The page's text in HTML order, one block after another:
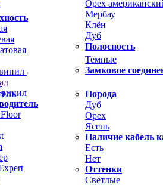
Орех
Мербау
Клён
Дуб
Полосность
Темные
Замковое
Порода
Дуб
Орех
Ясень
Наличие кабель
Есть
Нет
Оттенки
Светлые